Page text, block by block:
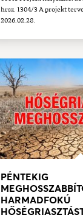
hrsz. 1304/3 A projekt
2026.02.28.
PÉNTEKIG
HARMADFOKÚ